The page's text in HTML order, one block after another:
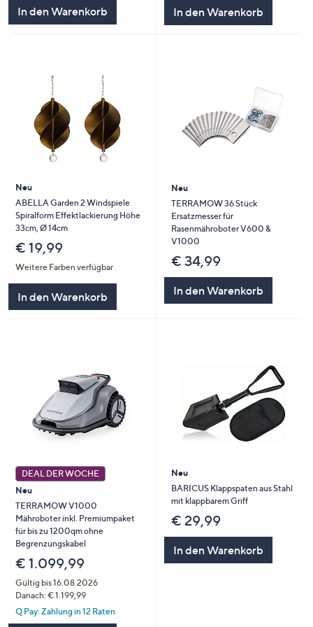
In den Warenkorb In den Warenkorb
Neu
ABELLA Garden 2 Windspiele
Spiralform Effektlackierung Höhe
33cm, Ø 14cm
€ 19,99
Weitere Farben verfügbar
In den Warenkorb
Neu
TERRAMOW 36 Stück
Ersatzmesser für
Rasenmähroboter V600 &
V1000
€ 34,99
In den Warenkorb
DEAL DER WOCHE
Neu
TERRAMOW V1000
Mähroboter inkl. Premiumpaket
für bis zu 1200qm ohne
Begrenzungskabel
€ 1.099,99
Gültig bis 16.08.2026
Danach: € 1.199,99
Q Pay: Zahlung in 12 Raten
Neu
BARICUS Klappspaten aus Stahl
mit klappbarem Griff
€ 29,99
In den Warenkorb